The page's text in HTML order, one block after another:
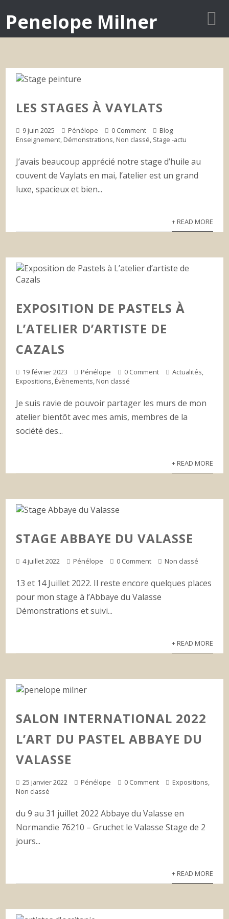
Penelope Milner
LES STAGES À VAYLATS
9 juin 2025 Pénélope 0 Comment
Blog
Enseignement, Démonstrations, Non classé, Stage -actu
J’avais beaucoup apprécié notre stage d’huile au
couvent de Vaylats en mai, l’atelier est un grand
luxe, spacieux et bien...
+ READ MORE
EXPOSITION DE PASTELS À
L’ATELIER D’ARTISTE DE
CAZALS
19 février 2023 Pénélope 0 Comment Actualités,
Expositions, Évènements, Non classé
Je suis ravie de pouvoir partager les murs de mon
atelier bientôt avec mes amis, membres de la
société des...
+ READ MORE
STAGE ABBAYE DU VALASSE
4 juillet 2022 Pénélope 0 Comment Non classé
13 et 14 Juillet 2022. Il reste encore quelques places
pour mon stage à l’Abbaye du Valasse
Démonstrations et suivi...
+ READ MORE
SALON INTERNATIONAL 2022
L’ART DU PASTEL ABBAYE DU
VALASSE
25 janvier 2022 Pénélope 0 Comment Expositions,
Non classé
du 9 au 31 juillet 2022 Abbaye du Valasse en
Normandie 76210 – Gruchet le Valasse Stage de 2
jours...
+ READ MORE